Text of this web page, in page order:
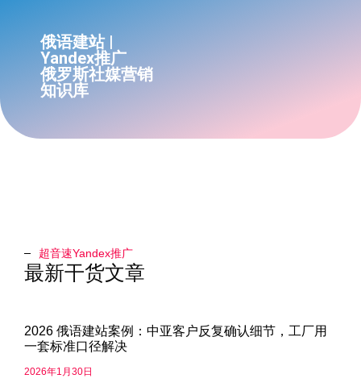
俄语建站 |
Yandex推广
俄罗斯社媒营销
知识库
超音速Yandex推广​
最新干货文章
2026 俄语建站案例：中亚客户反复确认细节，工厂用
一套标准口径解决
2026年1月30日